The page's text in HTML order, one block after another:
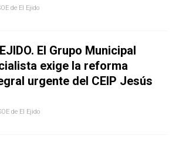
de El Ejido
El Grupo Municipal
exige la reforma
urgente del CEIP Jesús
de El Ejido